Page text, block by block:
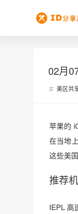
02月
美区共
苹果的
在当地
这些美
推荐
IEPL 高